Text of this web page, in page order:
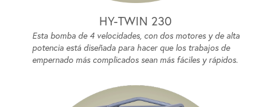
HY-TWIN 230
Esta bomba de 4 velocidades, con dos motores y de alta
potencia está diseñada para hacer que los trabajos de
empernado más complicados sean más fáciles y rápidos.